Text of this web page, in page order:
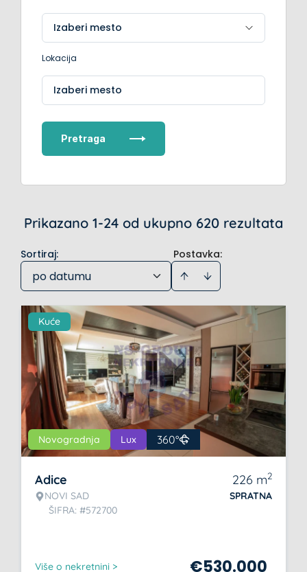
Lokacija
Izaberi mesto
Pretraga
Prikazano 1-24 od ukupno 620 rezultata
Postavka:
Sortiraj:
po datumu
Kuće
Novogradnja Lux 360°
Adice
NOVI SAD
ŠIFRA: #572700
226 m2
SPRATNA
Više o nekretnini > €530.000